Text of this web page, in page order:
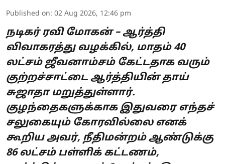
Published on: 02 Aug 2026, 12:46 pm
நடிகர் ரவி மோகன் – ஆர்த்தி
விவாகரத்து வழக்கில், மாதம் 40
லட்சம் ஜீவனாம்சம் கேட்டதாக வரும்
குற்றச்சாட்டை ஆர்த்தியின் தாய்
சுஜாதா மறுத்துள்ளார்.
குழந்தைகளுக்காக இதுவரை எந்தச்
சலுகையும் கோரவில்லை எனக்
கூறிய அவர், நீதிமன்றம் ஆண்டுக்கு
86 லட்சம் பள்ளிக் கட்டணம்,